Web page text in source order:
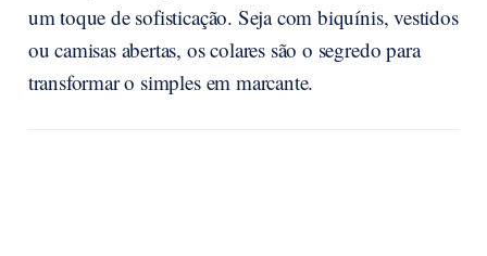
um toque de sofisticação. Seja com biquínis, vestidos
ou camisas abertas, os colares são o segredo para
transformar o simples em marcante.